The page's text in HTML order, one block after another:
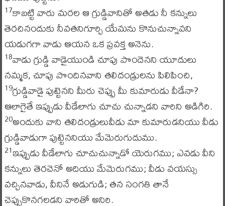
17కాబట్టి వారు మరల ఆ గ్రుడ్డివానితో అతడు నీ కన్నులు
తెరచినందుకు నీవతనిగూర్చి యేమను కొనుచున్నావని
యడుగగా వాడు ఆయన ఒక ప్రవక్త అనెను.
18వాడు గ్రుడ్డి వాడైయుండి చూపు పొందెనని యూదులు
నమ్మక, చూపు పొందినవాని తలిదండ్రులను పిలిపించి,
19గ్రుడ్డివాడై పుట్టెనని మీరు చెప్పు మీ కుమారుడు వీడేనా?
ఆలాగైతే ఇప్పుడు వీడేలాగు చూచు చున్నాడని వారిని అడిగిరి.
20అందుకు వాని తలిదండ్రులువీడు మా కుమారుడనియు వీడు
గ్రుడ్డివాడుగా పుట్టెననియు మేమెరుగుదుము.
21ఇప్పుడు వీడేలాగు చూచుచున్నాడో యెరుగము; ఎవడు వీని
కన్నులు తెరచెనో అదియు మేమెరుగము; వీడు వయస్సు
వచ్చినవాడు, వీనినే అడుగుడి; తన సంగతి తానే
చెప్పుకొనగలడని వారితో అనిరి.